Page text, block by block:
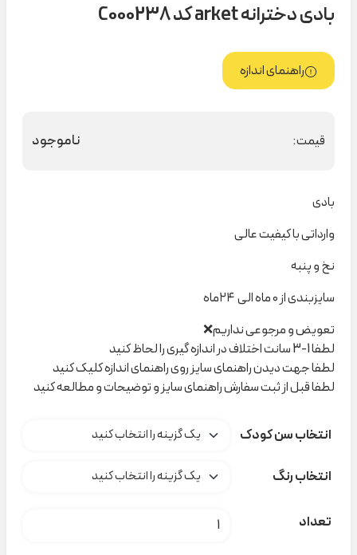
بادی دخترانه arket کد C000238
راهنمای اندازه
قیمت: ناموجود
بادی
وارداتی با کیفیت عالی
نخ و پنبه
سایزبندی از ۰ ماه الی ۲۴ماه
تعویض و مرجوعی نداریم❌
لطفا 1-3 سانت اختلاف در اندازه گیری را لحاظ کنید
لطفا جهت دیدن راهنمای سایز روی راهنمای اندازه کلیک کنید
لطفا قبل از ثبت سفارش راهنمای سایز و توضیحات و مطالعه کنید
انتخاب سن کودک
انتخاب رنگ
تعداد بادی دخترانه arket کد C000238 عدد